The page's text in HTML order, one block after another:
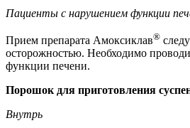
Пациенты с нарушением функции
Прием препарата Амоксиклав®
осторожностью. Необходимо
функции печени.
Порошок для приготовления
Внутрь